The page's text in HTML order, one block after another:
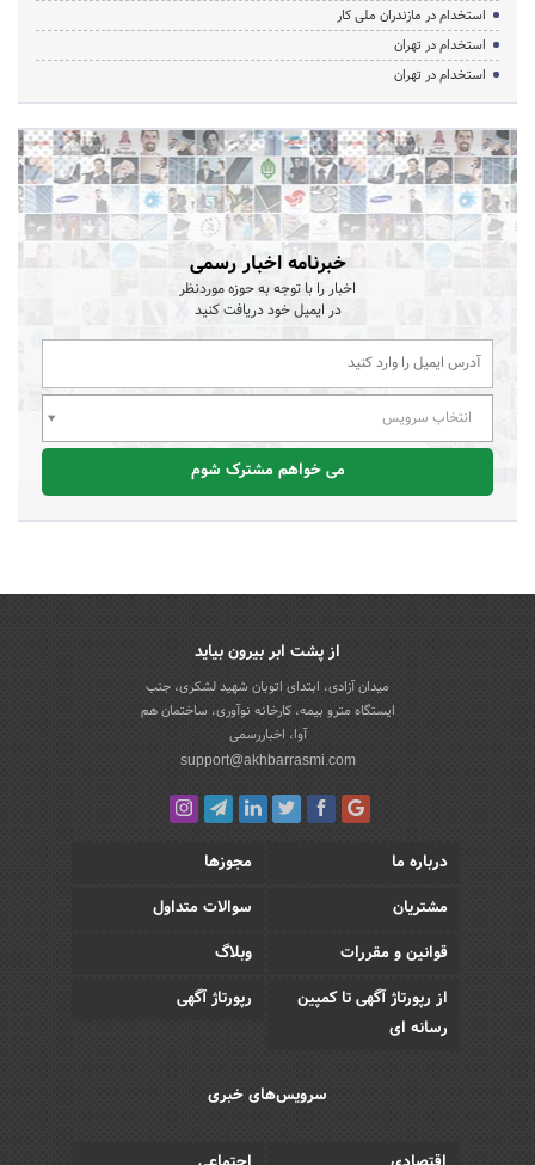
استخدام در مازندران ملی کار
استخدام در تهران
استخدام در تهران
خبرنامه اخبار رسمی
اخبار را با توجه به حوزه موردنظر
در ایمیل خود دریافت کنید
انتخاب سرویس
می خواهم مشترک شوم
از پشت ابر بیرون بیاید
میدان آزادی، ابتدای اتوبان شهید لشکری، جنب
ایستگاه مترو بیمه، کارخانه نوآوری، ساختمان هم
آوا، اخباررسمی
support@akhbarrasmi.com
درباره ما
مجوزها
مشتریان
سوالات متداول
قوانین و مقررات
وبلاگ
از رپورتاژ آگهی تا کمپین
رسانه ای
رپورتاژ آگهی
سرویس‌های خبری